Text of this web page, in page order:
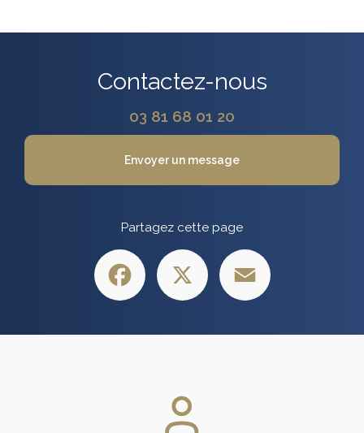
Contactez-nous
03 81 68 01 20
Envoyer un message
Partagez cette page
Facebook